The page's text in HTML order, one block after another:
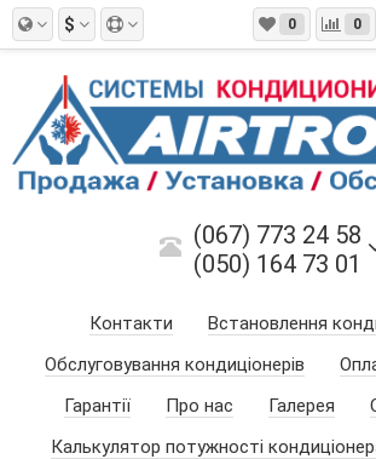
$ 0 0
(067) 773 24 58
(050) 164 73 01
Контакти
Встановлення
Обслуговування кондиціонерів
Гарантії
Про нас Галерея
Калькулятор потужності